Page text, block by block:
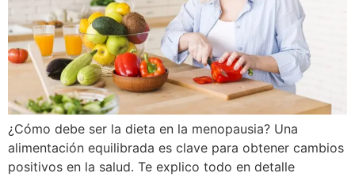
¿Cómo debe ser la dieta en la menopausia? Una
alimentación equilibrada es clave para obtener cambios
positivos en la salud. Te explico todo en detalle